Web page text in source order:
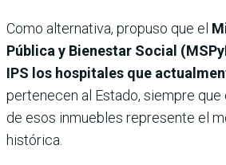
Como alternativa, propuso que el
Pública y Bienestar Social
IPS los hospitales que
pertenecen al Estado, siempre
de esos inmuebles represente el
histórica.